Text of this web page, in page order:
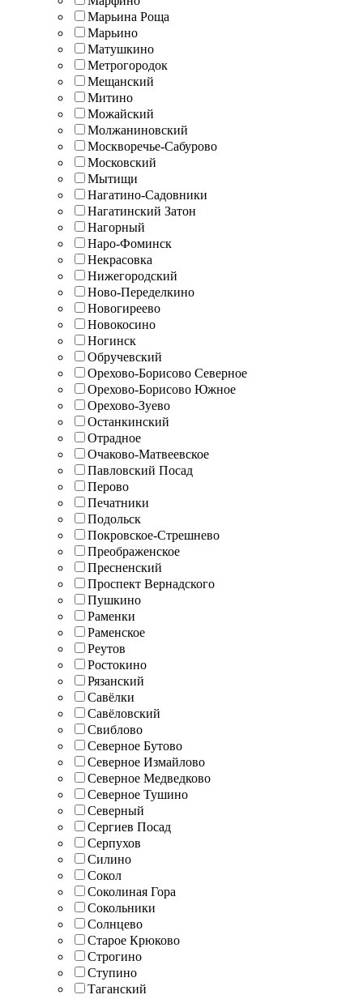
Марьина Роща
Марьино
Матушкино
Метрогородок
Мещанский
Митино
Можайский
Молжаниновский
Москворечье-Сабурово
Московский
Мытищи
Нагатино-Садовники
Нагатинский Затон
Нагорный
Наро-Фоминск
Некрасовка
Нижегородский
Ново-Переделкино
Новогиреево
Новокосино
Ногинск
Обручевский
Орехово-Борисово Северное
Орехово-Борисово Южное
Орехово-Зуево
Останкинский
Отрадное
Очаково-Матвеевское
Павловский Посад
Перово
Печатники
Подольск
Покровское-Стрешнево
Преображенское
Пресненский
Проспект Вернадского
Пушкино
Раменки
Раменское
Реутов
Ростокино
Рязанский
Савёлки
Савёловский
Свиблово
Северное Бутово
Северное Измайлово
Северное Медведково
Северное Тушино
Северный
Сергиев Посад
Серпухов
Силино
Сокол
Соколиная Гора
Сокольники
Солнцево
Старое Крюково
Строгино
Ступино
Таганский